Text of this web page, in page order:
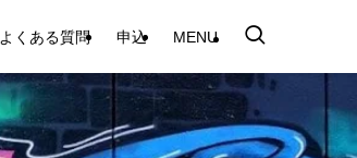
よくある質問 申込 MENU